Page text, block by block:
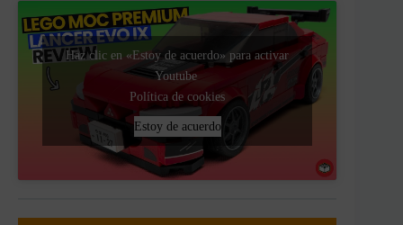
Haz clic en «Estoy de acuerdo» para activar
Youtube
Política de cookies
Estoy de acuerdo